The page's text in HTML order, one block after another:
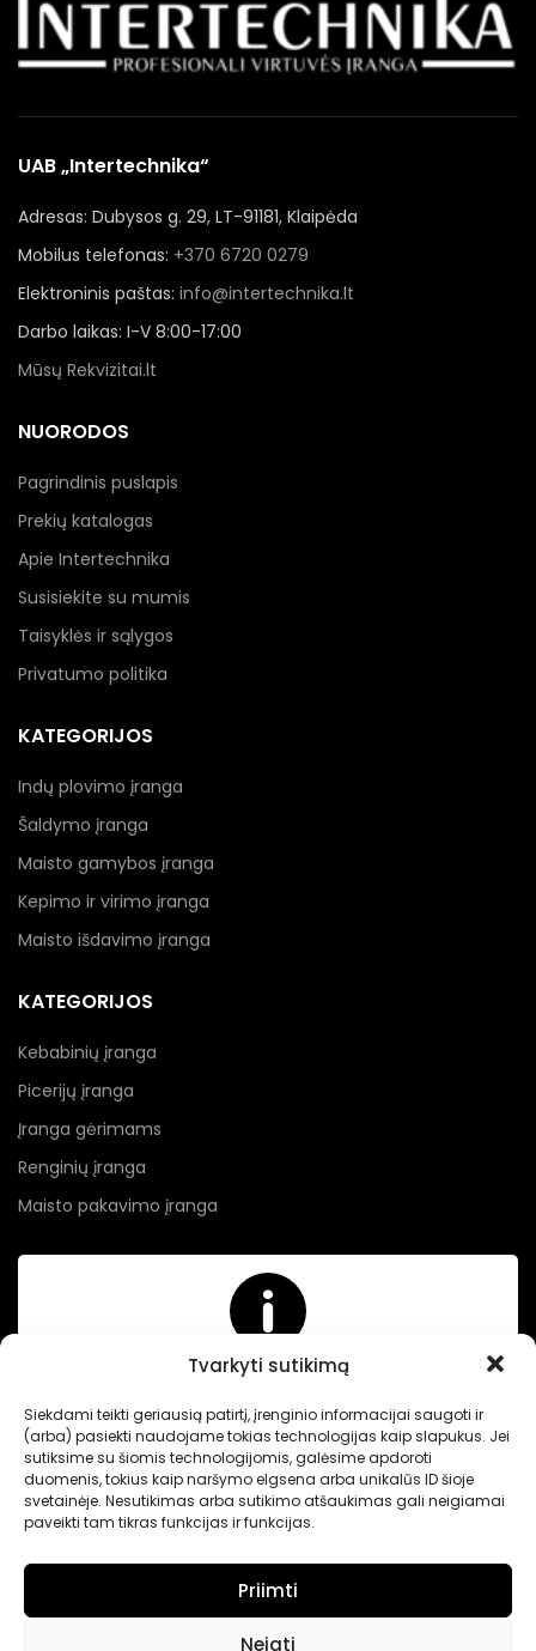
Tvarkyti sutikimą
Siekdami teikti geriausią patirtį, įrenginio informacijai saugoti ir
(arba) pasiekti naudojame tokias technologijas kaip slapukus. Jei
sutiksime su šiomis technologijomis, galėsime apdoroti
duomenis, tokius kaip naršymo elgsena arba unikalūs ID šioje
svetainėje. Nesutikimas arba sutikimo atšaukimas gali neigiamai
paveikti tam tikras funkcijas ir funkcijas.
Priimti
Neigti
UAB „Intertechnika“
Adresas: Dubysos g. 29, LT-91181, Klaipėda
Mobilus telefonas: +370 6720 0279
Elektroninis paštas: info@intertechnika.lt
Darbo laikas: I-V 8:00-17:00
Mūsų Rekvizitai.lt
NUORODOS
Pagrindinis puslapis
Prekių katalogas
Apie Intertechnika
Susisiekite su mumis
Taisyklės ir sąlygos
Privatumo politika
KATEGORIJOS
Indų plovimo įranga
Šaldymo įranga
Maisto gamybos įranga
Kepimo ir virimo įranga
Maisto išdavimo įranga
KATEGORIJOS
Kebabinių įranga
Picerijų įranga
Įranga gėrimams
Renginių įranga
Maisto pakavimo įranga
Nerandate norimų prekių?
Jei neradote Jums tinkančių prekių prašome susisiekti
kontaktuose nurodytu tel. numeriu arba el. paštu.
Intertechnika Sukurta pagal užsakymą Dominykas Vitkauskas
Internetinių svetainių sprendimai